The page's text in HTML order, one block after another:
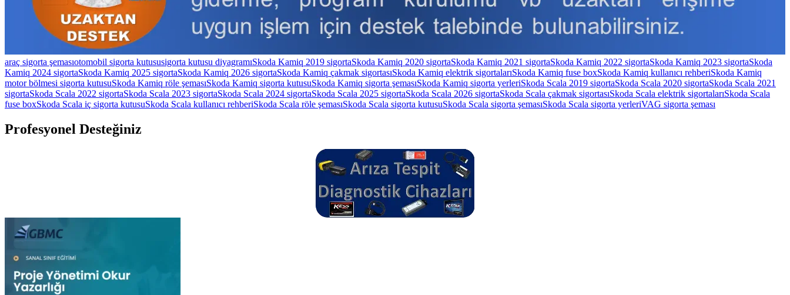
araç sigorta şemasıotomobil sigorta kutususigorta kutusu diyagramıSkoda Kamiq 2019 sigortaSkoda Kamiq 2020 sigortaSkoda Kamiq 2021 sigortaSkoda Kamiq 2022 sigortaSkoda Kamiq 2023 sigortaSkoda
Kamiq 2024 sigortaSkoda Kamiq 2025 sigortaSkoda Kamiq 2026 sigortaSkoda Kamiq çakmak sigortasıSkoda Kamiq elektrik sigortalarıSkoda Kamiq fuse boxSkoda Kamiq kullanıcı rehberiSkoda Kamiq
motor bölmesi sigorta kutusuSkoda Kamiq röle şemasıSkoda Kamiq sigorta kutusuSkoda Kamiq sigorta şemasıSkoda Kamiq sigorta yerleriSkoda Scala 2019 sigortaSkoda Scala 2020 sigortaSkoda Scala 2021
sigortaSkoda Scala 2022 sigortaSkoda Scala 2023 sigortaSkoda Scala 2024 sigortaSkoda Scala 2025 sigortaSkoda Scala 2026 sigortaSkoda Scala çakmak sigortasıSkoda Scala elektrik sigortalarıSkoda Scala
fuse boxSkoda Scala iç sigorta kutusuSkoda Scala kullanıcı rehberiSkoda Scala röle şemasıSkoda Scala sigorta kutusuSkoda Scala sigorta şemasıSkoda Scala sigorta yerleriVAG sigorta şeması
Profesyonel Desteğiniz